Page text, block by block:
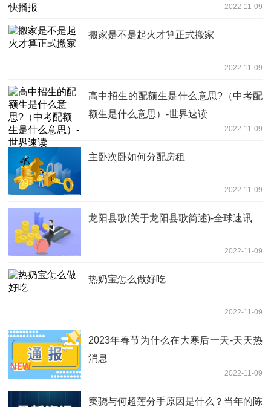
2022-11-09
搬家是不是起火才算正式搬家
2022-11-09
高中招生的配额生是什么意思?（中考配
额生是什么意思）-世界速读
2022-11-09
主卧次卧如何分配房租
2022-11-09
龙阳县歌(关于龙阳县歌简述)-全球速讯
2022-11-09
热奶宝怎么做好吃
2022-11-09
2023年春节为什么在大寒后一天-天天热
消息
2022-11-09
窦骁与何超莲分手原因是什么？当年的陈